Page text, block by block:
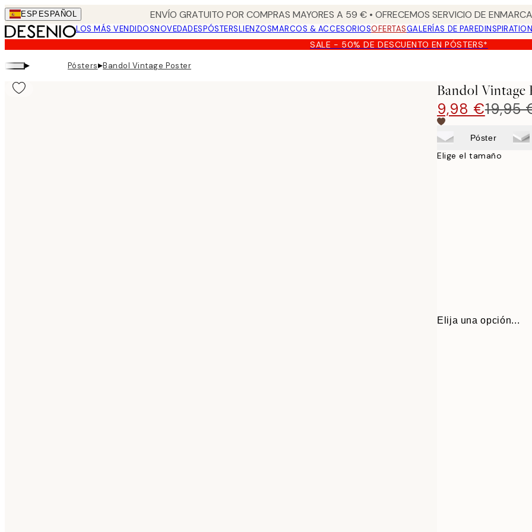
Skip
to
main
content.
ESP ESPAÑOL ENVÍO GRATUITO POR COMPRAS MAYORES A 59 € • OFRECEMOS SERVICIO DE
LOS MÁS VENDIDOSNOVEDADESPÓSTERSLIENZOSMARCOS & ACCESORIOSOFERTASGALERÍAS DE PARED
SALE - 50% DE DESCUENTO EN PÓSTERS*
▸ Pósters▸Bandol Vintage Poster
Bandol Vintage
9,98 €19,95
Póster
Elige el tamaño
Elija una opción...